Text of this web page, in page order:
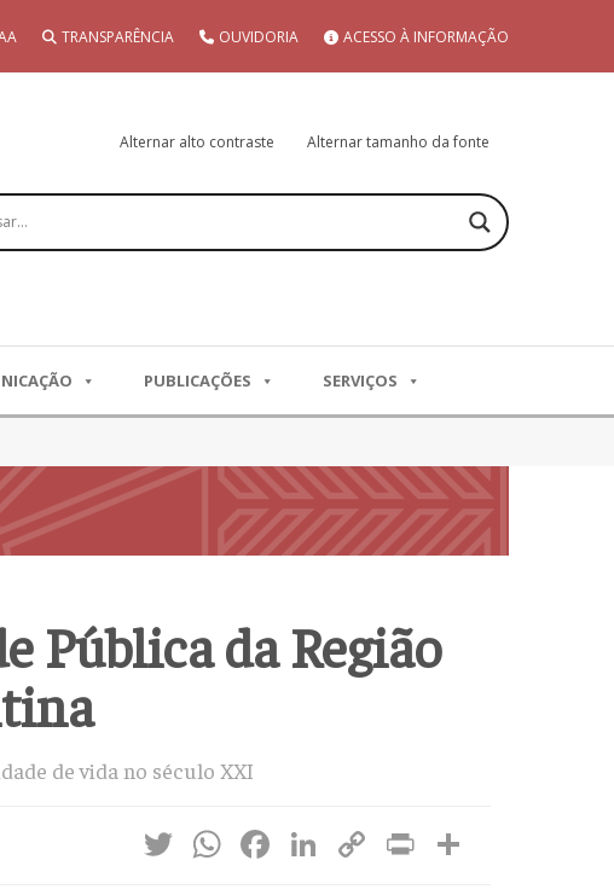
TRANSPARÊNCIA OUVIDORIA ACESSO À INFORMAÇÃO
Alternar alto contraste Alternar tamanho da fonte
PUBLICAÇÕES SERVIÇOS
Pública da Região
de vida no século XXI
Twitter
WhatsApp
Facebook
LinkedIn
CopyPrint